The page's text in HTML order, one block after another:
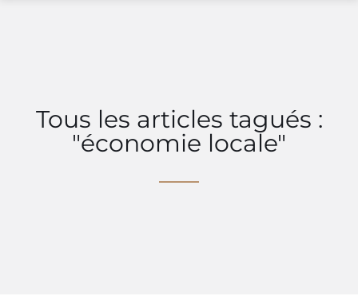
Tous les articles tagués :
"économie locale"